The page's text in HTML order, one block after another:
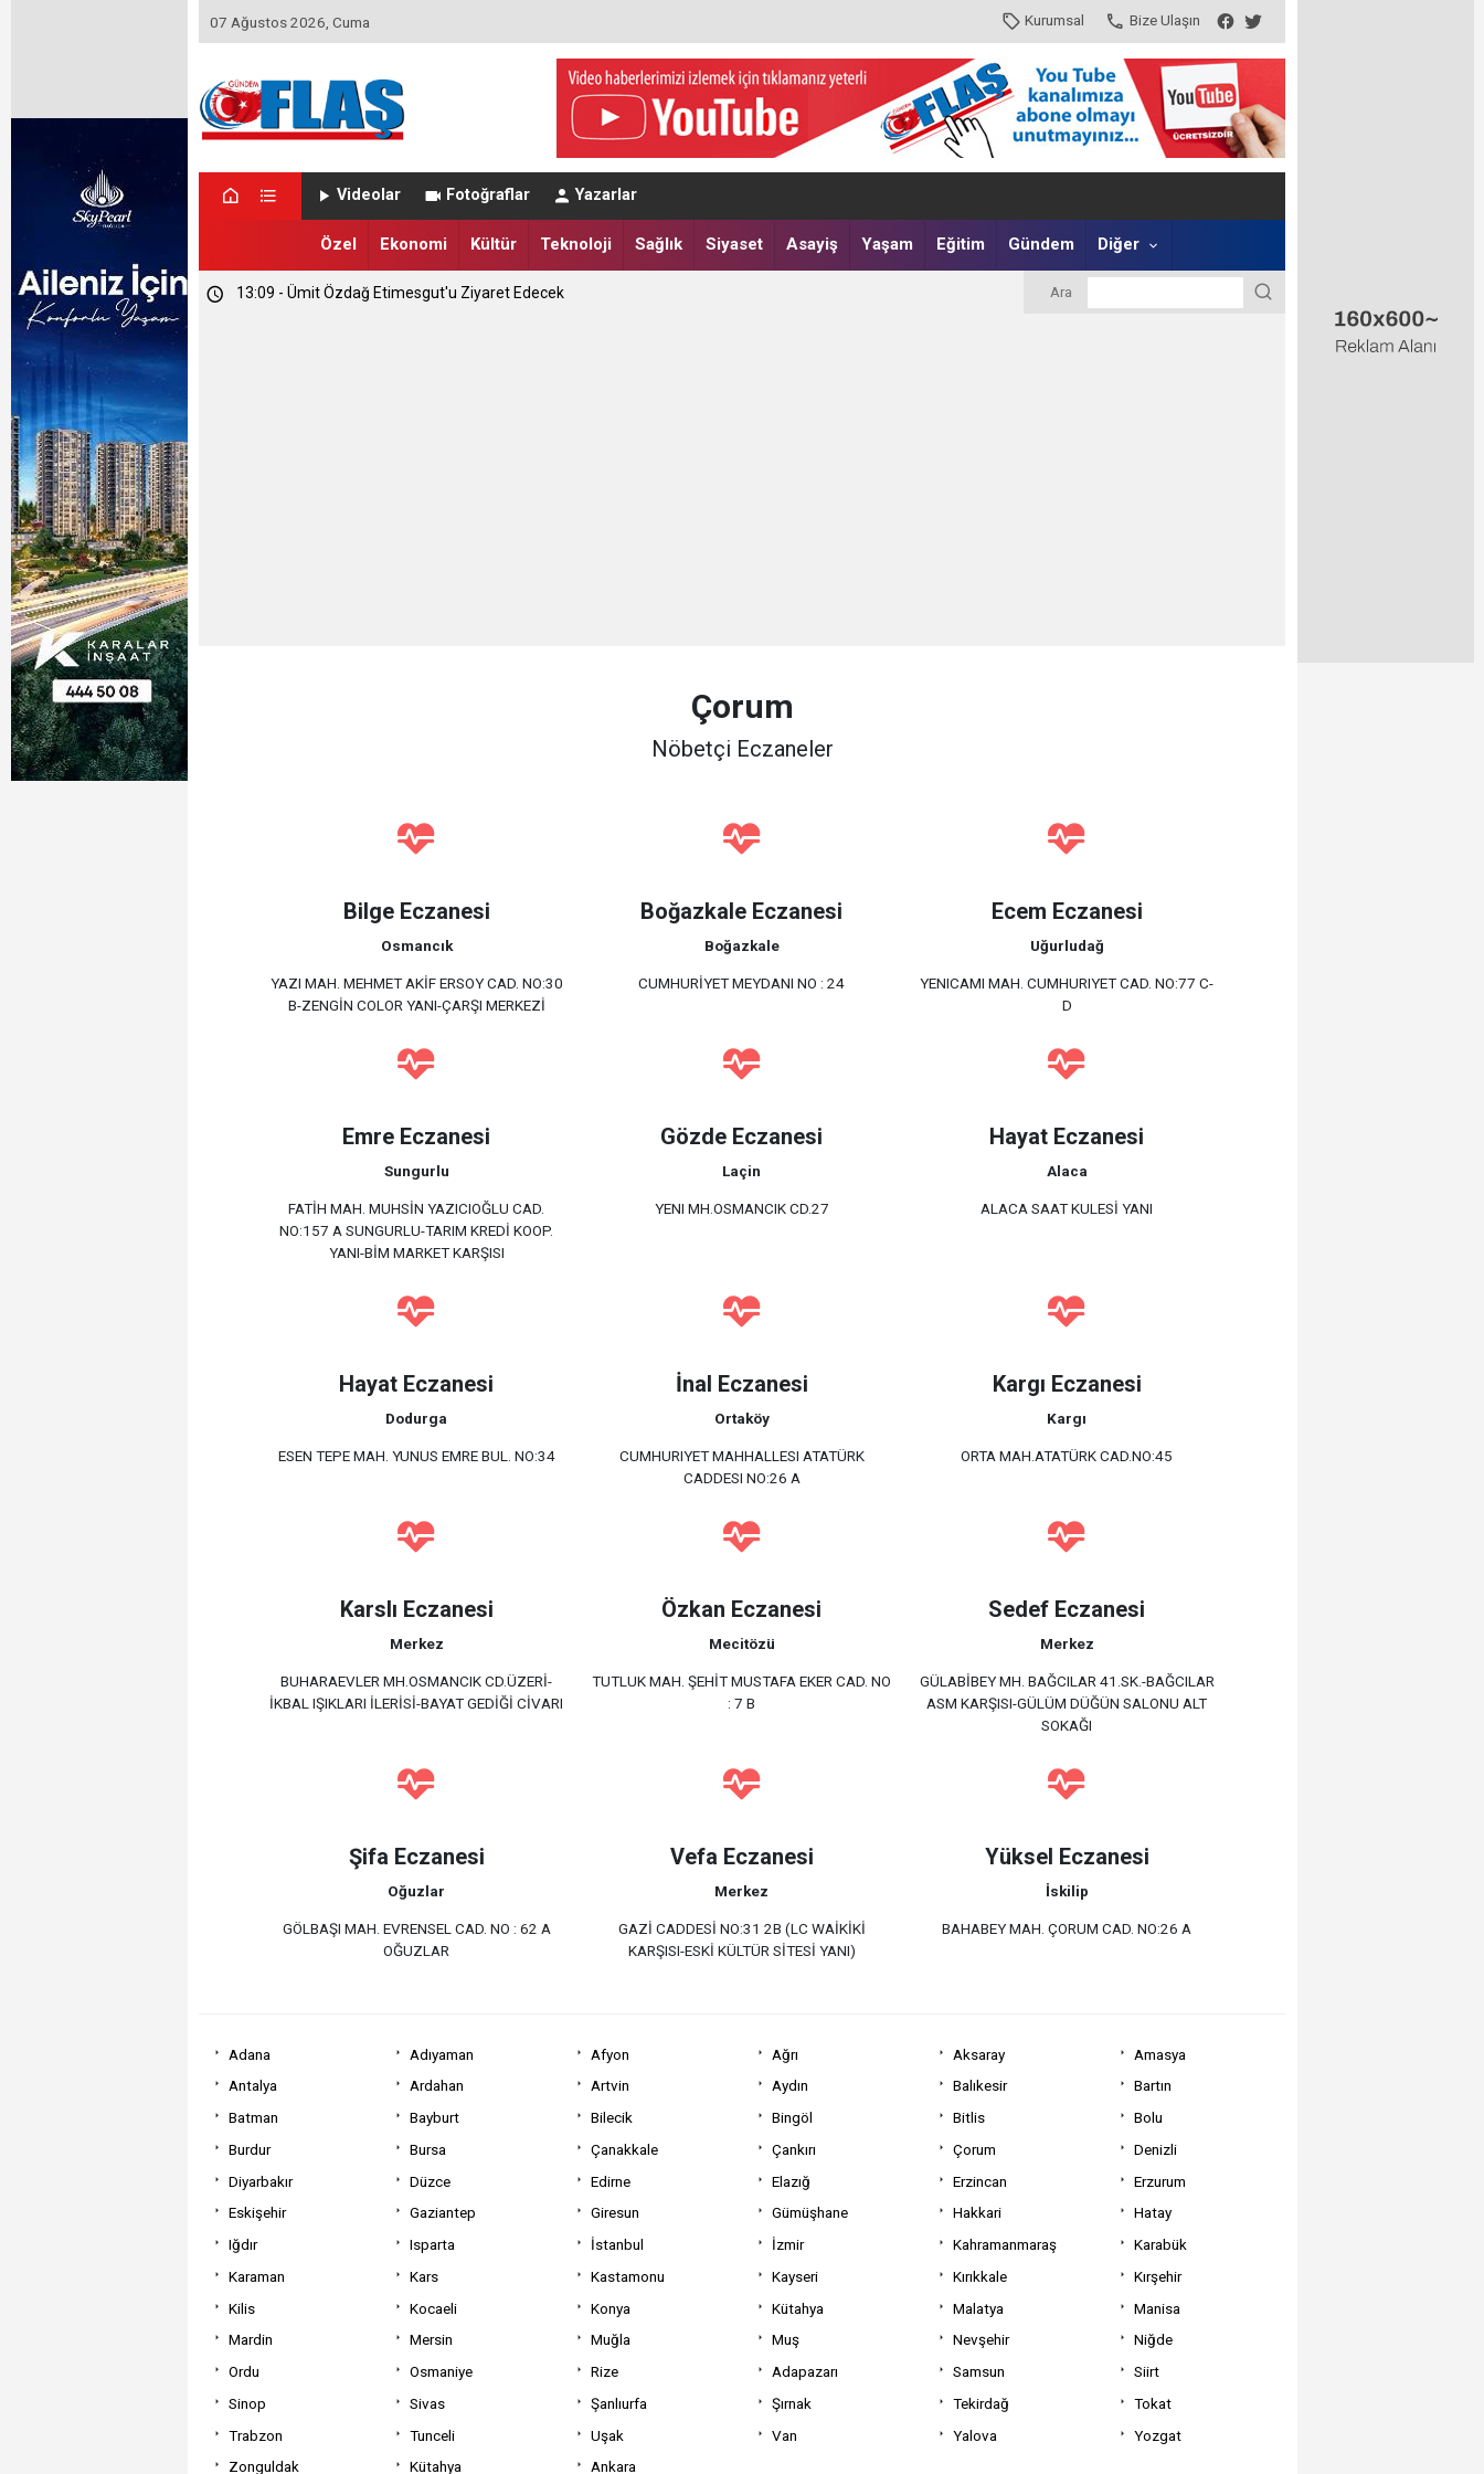
07 Ağustos 2026, Cuma Kurumsal Bize Ulaşın
Videolar Fotoğraflar Yazarlar
Özel Ekonomi Kültür Teknoloji Sağlık Siyaset Asayiş Yaşam Eğitim Gündem Diğer
23:46 - Memet Yula'dan Etimesgut Değerlendirmesi
13:09 - Ümit Özdağ Etimesgut'u Ziyaret Edecek Ara
Çorum
Nöbetçi Eczaneler
Bilge Eczanesi
Osmancık
YAZI MAH. MEHMET AKİF ERSOY CAD. NO:30
B-ZENGİN COLOR YANI-ÇARŞI MERKEZİ
Boğazkale Eczanesi
Boğazkale
CUMHURİYET MEYDANI NO : 24
Ecem Eczanesi
Uğurludağ
YENICAMI MAH. CUMHURIYET CAD. NO:77 C-
D
Emre Eczanesi
Sungurlu
FATİH MAH. MUHSİN YAZICIOĞLU CAD.
NO:157 A SUNGURLU-TARIM KREDİ KOOP.
YANI-BİM MARKET KARŞISI
Gözde Eczanesi
Laçin
YENI MH.OSMANCIK CD.27
Hayat Eczanesi
Alaca
ALACA SAAT KULESİ YANI
Hayat Eczanesi
Dodurga
ESEN TEPE MAH. YUNUS EMRE BUL. NO:34
İnal Eczanesi
Ortaköy
CUMHURIYET MAHHALLESI ATATÜRK
CADDESI NO:26 A
Kargı Eczanesi
Kargı
ORTA MAH.ATATÜRK CAD.NO:45
Karslı Eczanesi
Merkez
BUHARAEVLER MH.OSMANCIK CD.ÜZERİ-
İKBAL IŞIKLARI İLERİSİ-BAYAT GEDİĞİ CİVARI
Özkan Eczanesi
Mecitözü
TUTLUK MAH. ŞEHİT MUSTAFA EKER CAD. NO
: 7 B
Sedef Eczanesi
Merkez
GÜLABİBEY MH. BAĞCILAR 41.SK.-BAĞCILAR
ASM KARŞISI-GÜLÜM DÜĞÜN SALONU ALT
SOKAĞI
Şifa Eczanesi
Oğuzlar
GÖLBAŞI MAH. EVRENSEL CAD. NO : 62 A
OĞUZLAR
Vefa Eczanesi
Merkez
GAZİ CADDESİ NO:31 2B (LC WAİKİKİ
KARŞISI-ESKİ KÜLTÜR SİTESİ YANI)
Yüksel Eczanesi
İskilip
BAHABEY MAH. ÇORUM CAD. NO:26 A
Adana Adıyaman Afyon Ağrı Aksaray
Amasya
Antalya
Ardahan Artvin Aydın Balıkesir
Bartın
Batman
Bayburt Bilecik Bingöl Bitlis
Bolu
Burdur
Bursa Çanakkale Çankırı Çorum
Denizli
Diyarbakır
Düzce Edirne Elazığ Erzincan
Erzurum
Eskişehir
Gaziantep Giresun Gümüşhane Hakkari
Hatay
Iğdır
Isparta İstanbul İzmir Kahramanmaraş
Karabük
Karaman
Kars Kastamonu Kayseri Kırıkkale
Kırşehir
Kilis
Kocaeli Konya Kütahya Malatya
Manisa
Mardin
Mersin Muğla Muş Nevşehir
Niğde
Ordu
Osmaniye Rize Adapazarı Samsun
Siirt
Sinop
Sivas Şanlıurfa Şırnak Tekirdağ
Tokat
Trabzon
Tunceli Uşak Van Yalova
Yozgat
Zonguldak
Kütahya Ankara